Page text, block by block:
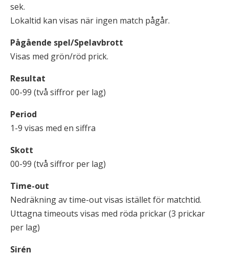
sek.
Lokaltid kan visas när ingen match pågår.
Pågående spel/Spelavbrott
Visas med grön/röd prick.
Resultat
00-99 (två siffror per lag)
Period
1-9 visas med en siffra
Skott
00-99 (två siffror per lag)
Time-out
Nedräkning av time-out visas istället för matchtid.
Uttagna timeouts visas med röda prickar (3 prickar
per lag)
Sirén